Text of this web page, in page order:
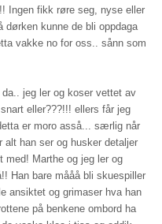
Ingen fikk røre seg, nyse eller
kunne de bli oppdaga
vakke no for oss.. sånn som
jeg ler og koser vettet av
eller???!!! ellers får jeg
er moro asså... særlig når
alt han ser og husker detaljer
med! Marthe og jeg ler og
Han bare mååå bli skuespiller
ansiktet og grimaser hva han
på benkene ombord ha